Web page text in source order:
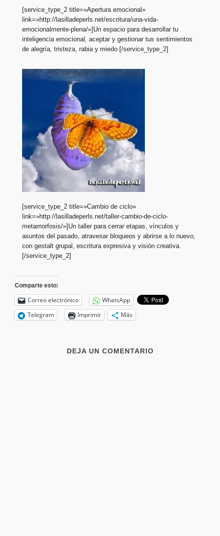
[service_type_2 title=»Apertura emocional»
link=»http://lasilladeperls.net/escritura/una-vida-
emocionalmente-plena/»]Un espacio para desarrollar tu
inteligencia emocional, aceptar y gestionar tus sentimientos
de alegría, tristeza, rabia y miedo.[/service_type_2]
[service_type_2 title=»Cambio de ciclo»
link=»http://lasilladeperls.net/taller-cambio-de-ciclo-
metamorfosis/»]Un taller para cerrar etapas, vínculos y
asuntos del pasado, atravesar bloqueos y abrirse a lo nuevo,
con gestalt grupal, escritura expresiva y visión creativa.
[/service_type_2]
Comparte esto:
Correo electrónico
WhatsApp
Telegram
Imprimir Más
DEJA UN COMENTARIO